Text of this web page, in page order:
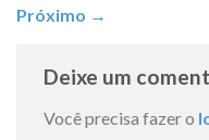
Próximo →
Deixe um
Você precisa fazer o